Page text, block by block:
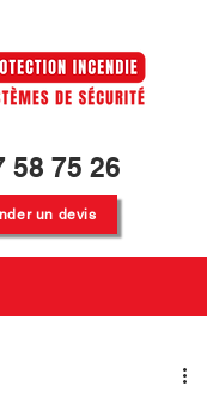
58 75 26
un devis